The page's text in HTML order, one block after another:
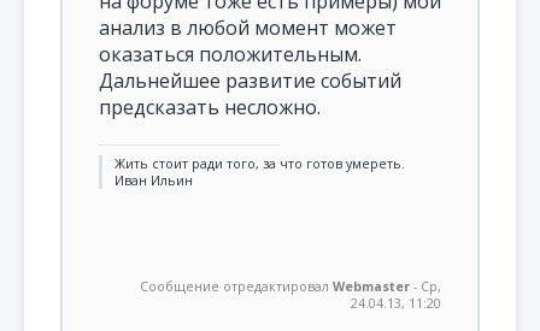
анализ в любой момент может
оказаться положительным.
Дальнейшее развитие событий
предсказать несложно.
Жить стоит ради того, за что готов умереть.
Иван Ильин
Сообщение отредактировал Webmaster - Ср,
24.04.13, 11:20